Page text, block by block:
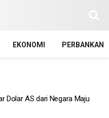
EKONOMI PERBANKAN
Dolar AS dari Negara Maju